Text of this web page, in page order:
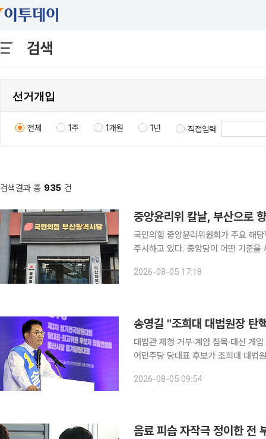
검색
전체 1주 1개월 1년 직접입력
검색결과 총 935 건
중앙윤리위 칼날, 부산으로
국민의힘 중앙윤리위원회가 주요 해
주시하고 있다. 중앙당이 어떤 기준을
진종오 의원의 무소속 후보 지원 의
2026-08-05 17:18
송영길 "조희대 대법원장 탄
대법관 제청 거부·계엄 침묵·대선 개입 지
어민주당 당대표 후보가 조희대 대법원장
탄핵을 추진하겠다”고 말했다. 그러
2026-08-05 09:54
음료 피습 자작극 정이한 전